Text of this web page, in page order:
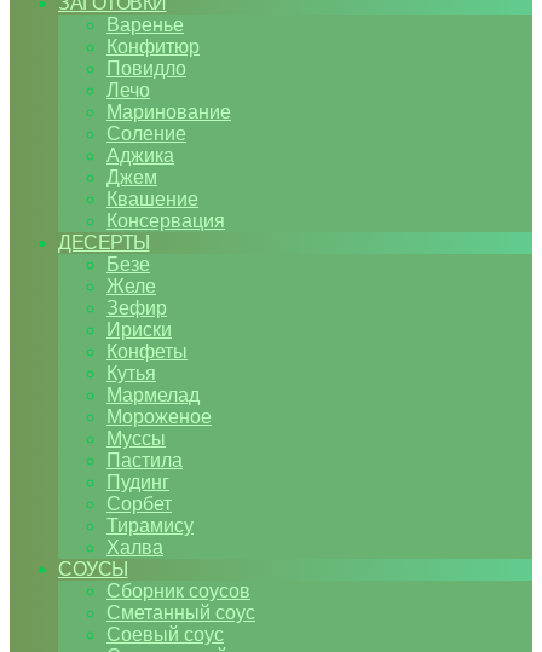
Варенье
Конфитюр
Повидло
Лечо
Маринование
Соление
Аджика
Джем
Квашение
Консервация
ДЕСЕРТЫ
Безе
Желе
Зефир
Ириски
Конфеты
Кутья
Мармелад
Мороженое
Муссы
Пастила
Пудинг
Сорбет
Тирамису
Халва
СОУСЫ
Сборник соусов
Сметанный соус
Соевый соус